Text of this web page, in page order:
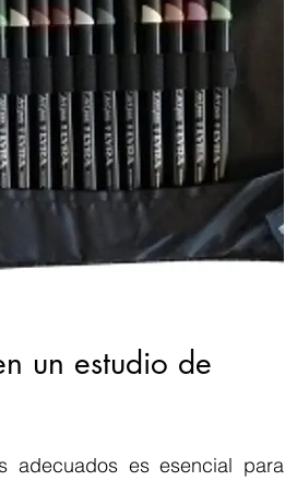
un estudio de
adecuados es esencial para